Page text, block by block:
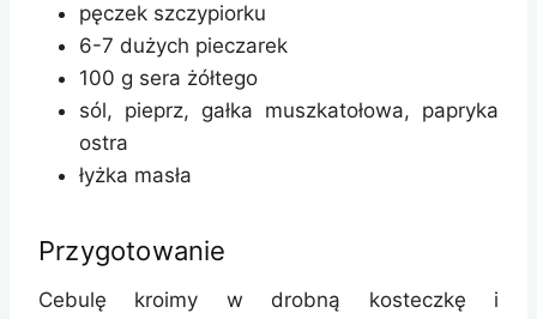
pęczek szczypiorku
6-7 dużych pieczarek
100 g sera żółtego
sól, pieprz, gałka muszkatołowa, papryka
ostra
łyżka masła
Przygotowanie
Cebulę kroimy w drobną kosteczkę i